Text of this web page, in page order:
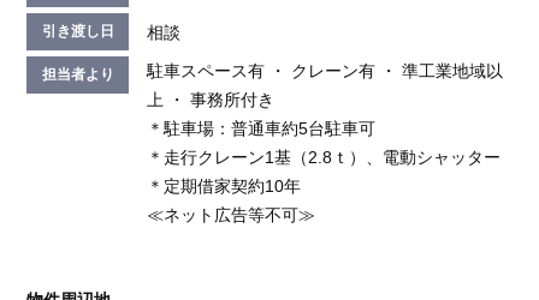
引き渡し日 相談
担当者より
駐車スペース有 ・ クレーン有 ・ 準工業地域以
上 ・ 事務所付き
＊駐車場：普通車約5台駐車可
＊走行クレーン1基（2.8ｔ）、電動シャッター
＊定期借家契約10年
≪ネット広告等不可≫